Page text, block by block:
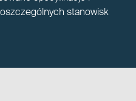
stanowisk